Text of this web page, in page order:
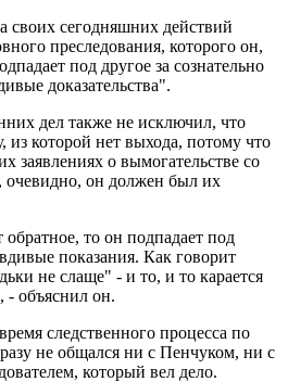
своих сегодняшних действий
преследования, которого он,
под другое за сознательно
доказательства".
дел также не исключил, что
которой нет выхода, потому что
заявлениях о вымогательстве со
очевидно, он должен был их
то он подпадает под
показания. Как говорит
не слаще" - и то, и то карается
объяснил он.
следственного процесса по
не общался ни с Пенчуком, ни с
который вел дело.